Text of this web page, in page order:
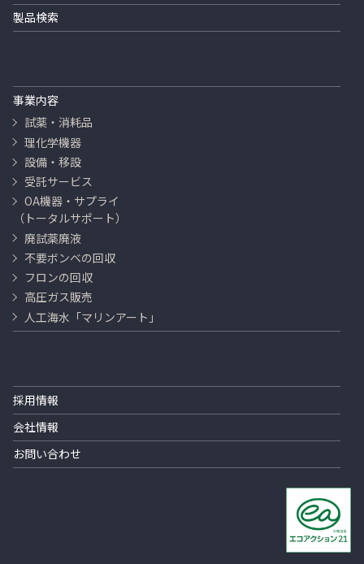
製品検索
事業内容
試薬・消耗品
理化学機器
設備・移設
受託サービス
OA機器・サプライ
（トータルサポート）
廃試薬廃液
不要ボンベの回収
フロンの回収
高圧ガス販売
人工海水「マリンアート」
採用情報
会社情報
お問い合わせ